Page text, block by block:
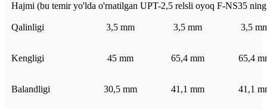
Hajmi (bu temir yo'lda o'rnatilgan UPT-2,5 relsli oyoq F-NS35
Qalinligi 3,5 mm 3,5 mm 3,5
Kengligi 45 mm 65,4 mm 65,4
Balandligi 30,5 mm 41,1 mm 41,1